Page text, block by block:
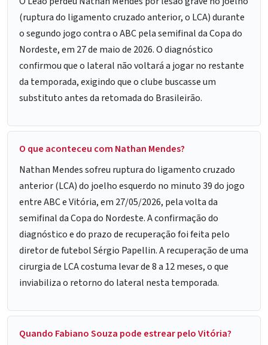
(ruptura do ligamento cruzado anterior, o LCA) durante
o segundo jogo contra o ABC pela semifinal da Copa do
Nordeste, em 27 de maio de 2026. O diagnóstico
confirmou que o lateral não voltará a jogar no restante
da temporada, exigindo que o clube buscasse um
substituto antes da retomada do Brasileirão.
O que aconteceu com Nathan Mendes?
Nathan Mendes sofreu ruptura do ligamento cruzado
anterior (LCA) do joelho esquerdo no minuto 39 do jogo
entre ABC e Vitória, em 27/05/2026, pela volta da
semifinal da Copa do Nordeste. A confirmação do
diagnóstico e do prazo de recuperação foi feita pelo
diretor de futebol Sérgio Papellin. A recuperação de uma
cirurgia de LCA costuma levar de 8 a 12 meses, o que
inviabiliza o retorno do lateral nesta temporada.
Quando Fabiano Souza pode estrear pelo Vitória?